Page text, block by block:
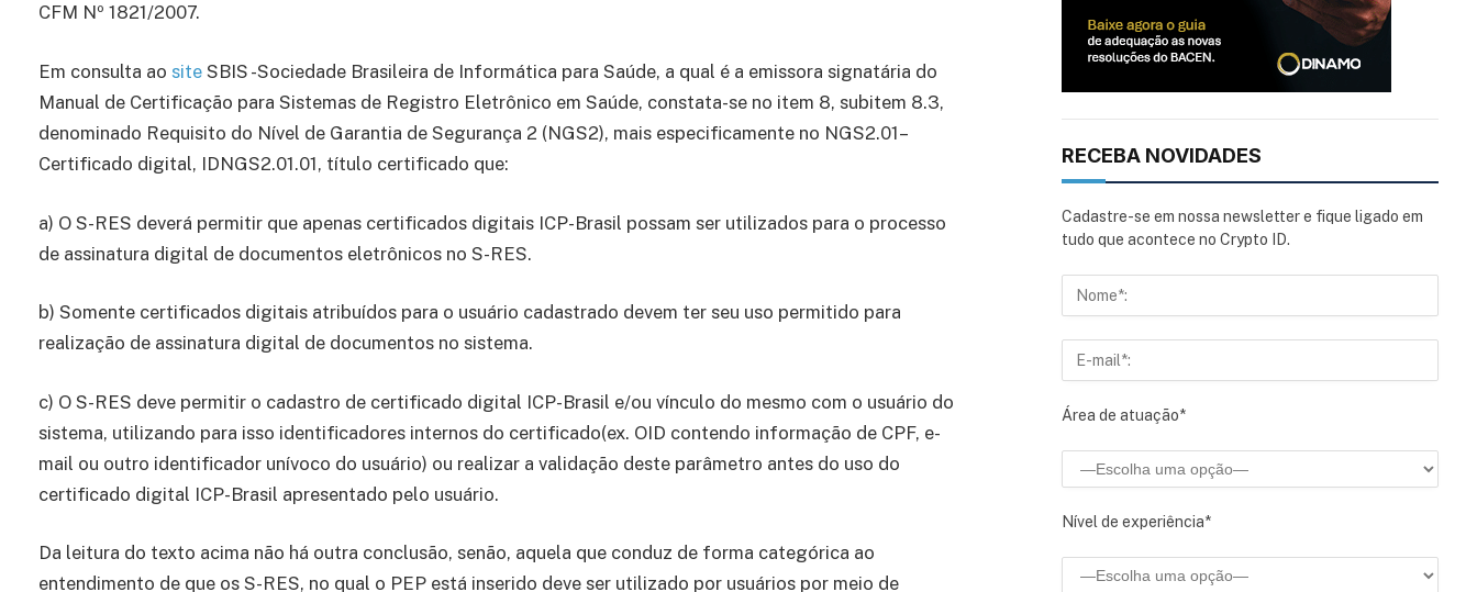
CFM Nº 1821/2007.
Em consulta ao site SBIS -Sociedade Brasileira de Informática para Saúde, a qual é a emissora signatária do
Manual de Certificação para Sistemas de Registro Eletrônico em Saúde, constata-se no item 8, subitem 8.3,
denominado Requisito do Nível de Garantia de Segurança 2 (NGS2), mais especificamente no NGS2.01–
Certificado digital, IDNGS2.01.01, título certificado que:
a) O S-RES deverá permitir que apenas certificados digitais ICP-Brasil possam ser utilizados para o processo
de assinatura digital de documentos eletrônicos no S-RES.
b) Somente certificados digitais atribuídos para o usuário cadastrado devem ter seu uso permitido para
realização de assinatura digital de documentos no sistema.
c) O S-RES deve permitir o cadastro de certificado digital ICP-Brasil e/ou vínculo do mesmo com o usuário do
sistema, utilizando para isso identificadores internos do certificado(ex. OID contendo informação de CPF, e-
mail ou outro identificador unívoco do usuário) ou realizar a validação deste parâmetro antes do uso do
certificado digital ICP-Brasil apresentado pelo usuário.
Da leitura do texto acima não há outra conclusão, senão, aquela que conduz de forma categórica ao
entendimento de que os S-RES, no qual o PEP está inserido deve ser utilizado por usuários por meio de
RECEBA NOVIDADES
Cadastre-se em nossa newsletter e fique ligado em
tudo que acontece no Crypto ID.
Área de atuação*
Nível de experiência*